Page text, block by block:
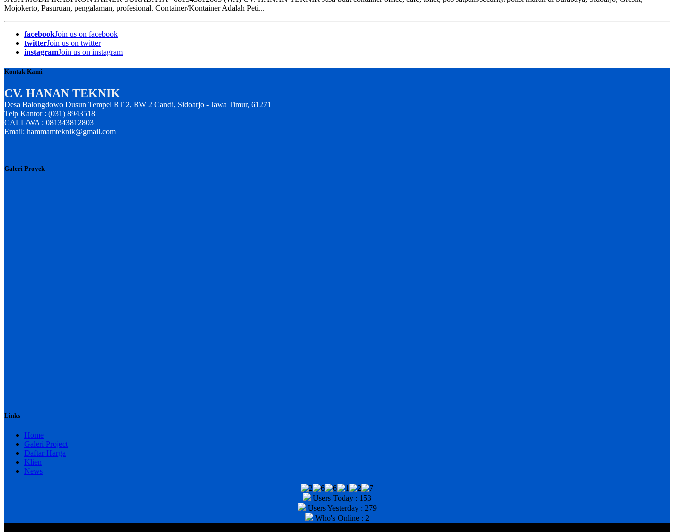
Mojokerto, Pasuruan, pengalaman, profesional. Container/Kontainer Adalah Peti...
facebookJoin us on facebook
twitterJoin us on twitter
instagramJoin us on instagram
Kontak Kami
CV. HANAN TEKNIK
Desa Balongdowo Dusun Tempel RT 2, RW 2 Candi, Sidoarjo - Jawa Timur, 61271
Telp Kantor : (031) 8943518
CALL/WA : 081343812803
Email: hammamteknik@gmail.com
Galeri Proyek
Links
Home
Galeri Project
Daftar Harga
Klien
News
Users Today : 153
Users Yesterday : 279
Who's Online : 2